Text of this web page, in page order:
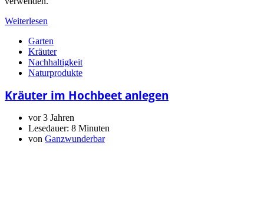
Weiterlesen
Garten
Kräuter
Nachhaltigkeit
Naturprodukte
Kräuter im Hochbeet anlegen
vor 3 Jahren
Lesedauer: 8 Minuten
von Ganzwunderbar